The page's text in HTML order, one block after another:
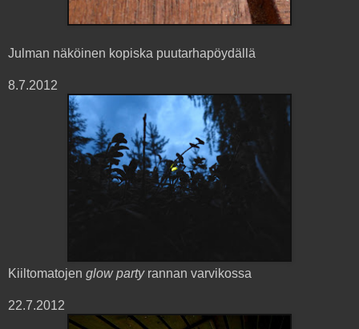
Julman näköinen kopiska puutarhapöydällä
8.7.2012
Kiiltomatojen glow partyrannan varvikossa
22.7.2012